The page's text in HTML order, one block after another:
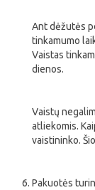
Ant dėžutės
tinkamumo
Vaistas
dienos.
Vaistų
atliekomis.
vaistininko.
Pakuotės